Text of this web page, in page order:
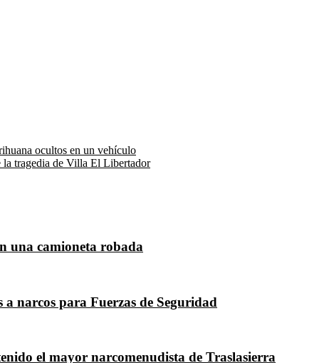
ocultos en un vehículo
la tragedia de Villa El Libertador
una camioneta robada
a narcos para Fuerzas de Seguridad
el mayor narcomenudista de Traslasierra